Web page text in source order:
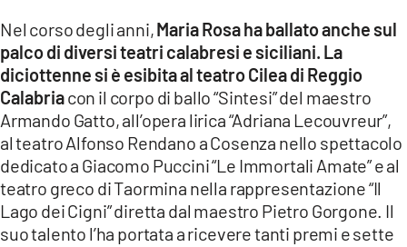
Nel corso degli anni,Maria Rosa ha ballato anche sul
palco di diversi teatri calabresi e siciliani. La
diciottenne si è esibita al teatro Cilea di Reggio
Calabriacon il corpo di ballo “Sintesi” del maestro
Armando Gatto, all’opera lirica “Adriana Lecouvreur”,
al teatro Alfonso Rendano a Cosenza nello spettacolo
dedicato a Giacomo Puccini “Le Immortali Amate” e al
teatro greco di Taormina nella rappresentazione “Il
Lago dei Cigni” diretta dal maestro Pietro Gorgone. Il
suo talento l’ha portata a ricevere tanti premi e sette